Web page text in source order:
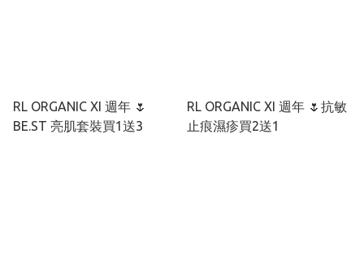
RL ORGANIC XI 週年 🌷
BE.ST 亮肌套裝買1送3
RL ORGANIC XI 週年 🌷抗敏
止痕濕疹買2送1